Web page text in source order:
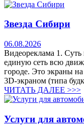
Звезда Сибири
06.08.2026
Видеореклама 1.
единую сеть всю
городе. Это экраны
3D-экраном (типа
ЧИТАТЬ ДАЛЕЕ >>>
Услуги для